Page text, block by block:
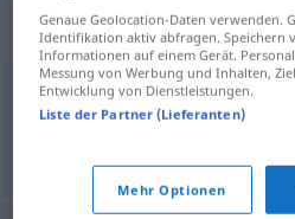
Synonyme für
beundra,dyrka
© LibreOffice
Genaue Geolocation-Daten verwenden.
Identifikation aktiv abfragen.
Informationen auf einem Gerät.
Messung von Werbung und Inhalten,
Entwicklung von Dienstleistungen.
Liste der Partner (Lieferanten)
Mehr Optionen